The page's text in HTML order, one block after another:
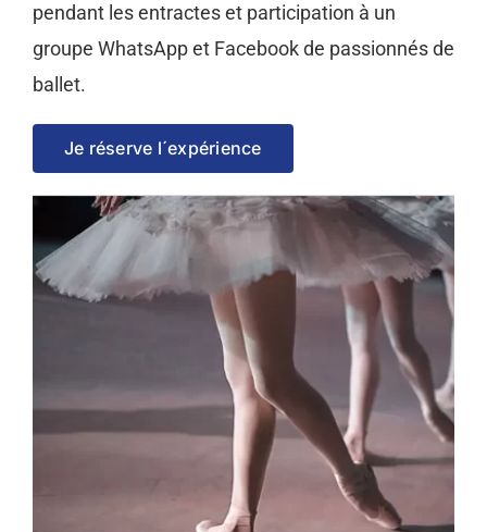
pendant les entractes et participation à un
groupe WhatsApp et Facebook de passionnés de
ballet.
Je réserve l´expérience